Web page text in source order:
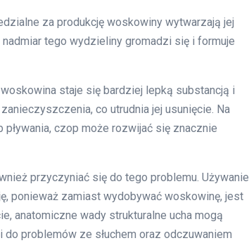
za produkcję woskowiny wytwarzają jej
nadmiar tego wydzieliny gromadzi się i formuje
staje się bardziej lepką substancją i
co utrudnia jej usunięcie. Na
czop może rozwijać się znacznie
przyczyniać się do tego problemu. Używanie
ponieważ zamiast wydobywać woskowinę, jest
anatomiczne wady strukturalne ucha mogą
problemów ze słuchem oraz odczuwaniem